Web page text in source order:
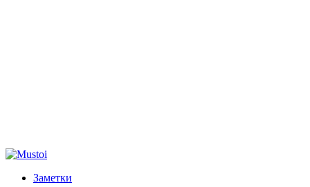
Заметки